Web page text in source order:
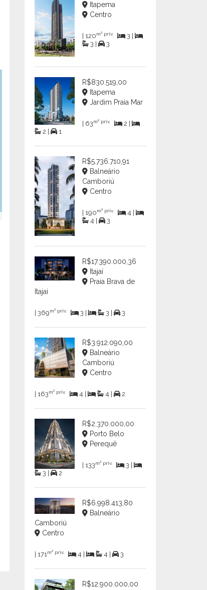
Itapema
Centro
| 120m² priv.
3 |
3 |
3
R$830.519,00
Itapema
Jardim Praia Mar
| 63m² priv.
2 |
2 |
1
R$5.736.710,91
Balneário
Camboriú
Centro
| 190m² priv.
4 |
4 |
3
R$17.390.000,36
Itajaí
Praia Brava de
Itajaí
| 369m² priv. 3 | 3 | 3
R$3.912.090,00
Balneário
Camboriú
Centro
| 163m² priv. 4 | 4 | 2
R$2.370.000,00
Porto Belo
Perequê
| 133m² priv.
3 |
3 |
2
R$6.998.413,80
Balneário
Camboriú
Centro
| 171m² priv. 4 | 4 | 3
R$12.900.000,00